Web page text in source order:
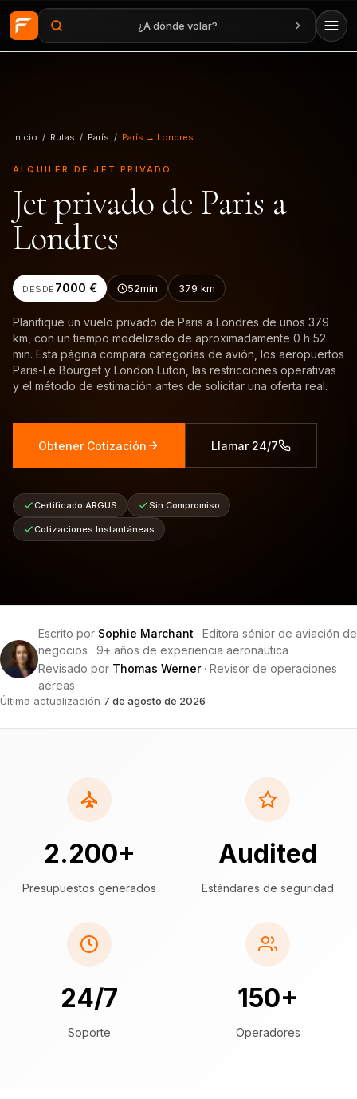
Saltar al contenido principal
¿A dónde volar?
Inicio / Rutas / París / París → Londres
ALQUILER DE JET PRIVADO
Jet privado de Paris a
Londres
DESDE 7000 € 52min 379 km
Planifique un vuelo privado de Paris a Londres de unos 379
km, con un tiempo modelizado de aproximadamente 0 h 52
min. Esta página compara categorías de avión, los aeropuertos
Paris-Le Bourget y London Luton, las restricciones operativas
y el método de estimación antes de solicitar una oferta real.
Obtener Cotización Llamar 24/7
Certificado ARGUS Sin Compromiso
Cotizaciones Instantáneas
Escrito por Sophie Marchant · Editora sénior de aviación de
negocios · 9+ años de experiencia aeronáutica
Revisado por Thomas Werner· Revisor de operaciones
aéreas
Última actualización 7 de agosto de 2026
2.200+
Presupuestos generados
Audited
Estándares de seguridad
24/7
Soporte
150+
Operadores